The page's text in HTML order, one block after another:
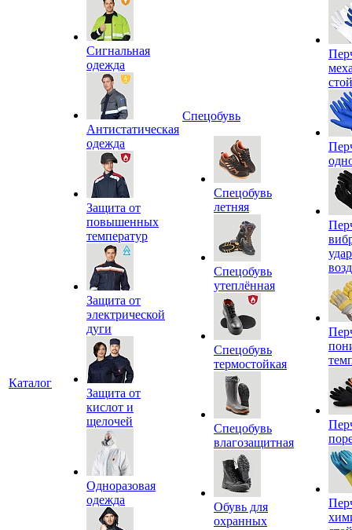
Каталог
Сигнальная
одежда
Антистатическая
одежда
Защита от
повышенных
температур
Защита от
электрической
дуги
Защита от
кислот и
щелочей
Одноразовая
одежда
Спецобувь
Спецобувь
летняя
Спецобувь
утеплённая
Спецобувь
термостойкая
Спецобувь
влагозащитная
Обувь для
охранных